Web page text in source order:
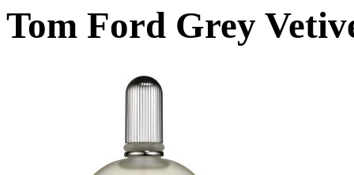
Tom Ford Grey